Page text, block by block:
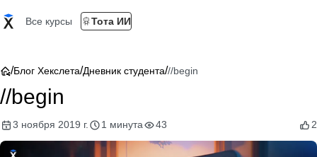
Все курсы Тота ИИ
/Блог Хекслета/Дневник студента///begin
//begin
3 ноября 2019 г. 1 минута 43 2